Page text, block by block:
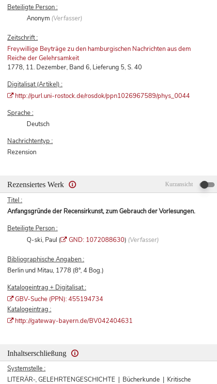
Beteiligte Person :
Anonym (Verfasser)
Zeitschrift :
Freywillige Beyträge zu den hamburgischen Nachrichten aus dem
Reiche der Gelehrsamkeit
1778, 11. Dezember, Band 6, Lieferung 5, S. 40
Digitalisat (Artikel) :
http://purl.uni-rostock.de/rosdok/ppn1026967589/phys_0044
Sprache :
Deutsch
Nachrichtentyp :
Rezension
Rezensiertes Werk Kurzansicht
Titel :
Anfangsgründe der Recensirkunst, zum Gebrauch der Vorlesungen.
Beteiligte Person :
Q-ski, Paul (
GND: 1072088630) (Verfasser)
Bibliographische Angaben :
Berlin und Mitau, 1778 (8°, 4 Bog.)
Katalogeintrag + Digitalisat :
GBV-Suche (PPN): 455194734
Katalogeintrag :
http://gateway-bayern.de/BV042404631
Inhaltserschließung
Systemstelle :
LITERÄR-, GELEHRTENGESCHICHTE | Bücherkunde | Kritische